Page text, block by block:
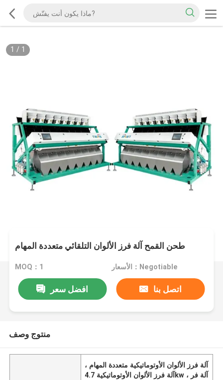
1 / 1
طحن القمح آلة فرز الألوان التلقائي متعددة المهام
MOQ：1 الأسعار：Negotiable
افضل سعر اتصل بنا
منتوج وصف
آلة فرز الألوان الأوتوماتيكية متعددة المهام ،
آلة فرز الألوان الأوتوماتيكية 4.7kw ، آلة فر